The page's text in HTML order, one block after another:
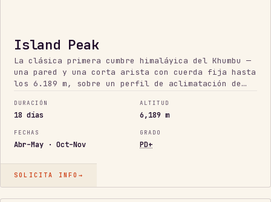
Island Peak
La clásica primera cumbre himaláyica del Khumbu —
una pared y una corta arista con cuerda fija hasta
los 6.189 m, sobre un perfil de aclimatación de
esté a tu alcance.
DURACIÓN
18 días
ALTITUD
6,189 m
FECHAS
Abr–May · Oct–Nov
GRADO
PD+
SOLICITA INFO →